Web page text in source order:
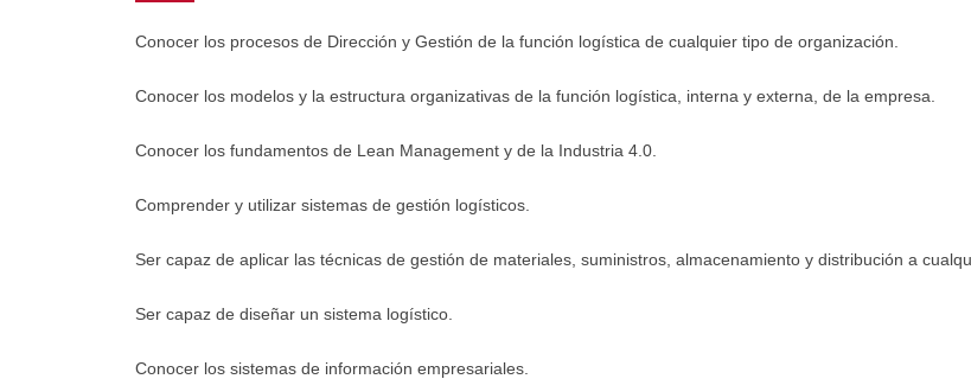
Conocer los procesos de Dirección y Gestión de la función logística de cualquier tipo de organización.
Conocer los modelos y la estructura organizativas de la función logística, interna y externa, de la empresa.
Conocer los fundamentos de Lean Management y de la Industria 4.0.
Comprender y utilizar sistemas de gestión logísticos.
Ser capaz de aplicar las técnicas de gestión de materiales, suministros, almacenamiento y distribución a
Ser capaz de diseñar un sistema logístico.
Conocer los sistemas de información empresariales.